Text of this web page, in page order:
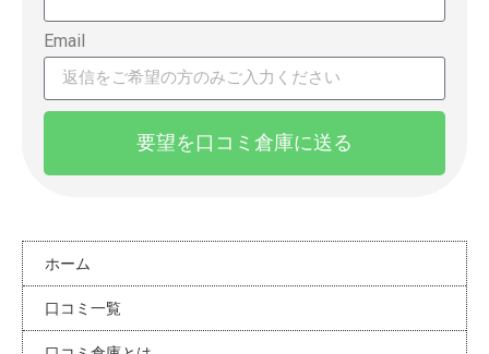
Email
要望を口コミ倉庫に送る
ホーム
口コミ一覧